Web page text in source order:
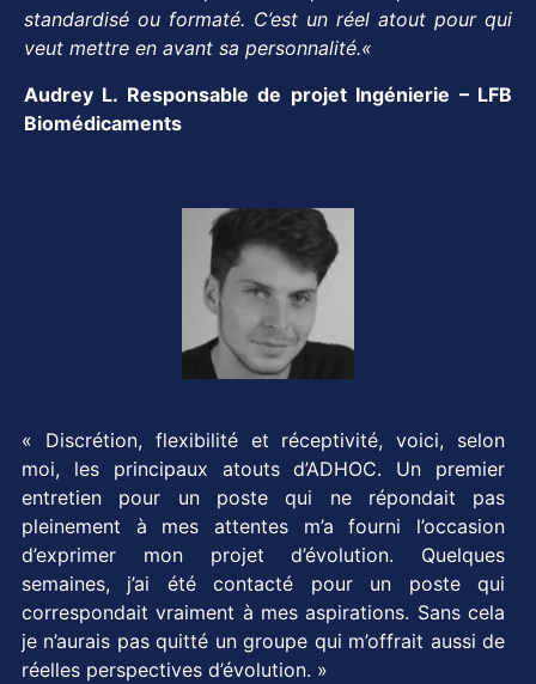
standardisé ou formaté. C’est un réel atout pour qui
veut mettre en avant sa personnalité.«
Audrey L. Responsable de projet Ingénierie – LFB
Biomédicaments
« Discrétion, flexibilité et réceptivité, voici, selon
moi, les principaux atouts d’ADHOC. Un premier
entretien pour un poste qui ne répondait pas
pleinement à mes attentes m’a fourni l’occasion
d’exprimer mon projet d’évolution. Quelques
semaines, j’ai été contacté pour un poste qui
correspondait vraiment à mes aspirations. Sans cela
je n’aurais pas quitté un groupe qui m’offrait aussi de
réelles perspectives d’évolution. »